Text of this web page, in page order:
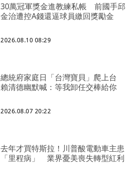
30萬冠軍獎金進教練私帳 前國手邱
金治遭控A錢還逼球員繳回獎勵金
2026.08.10 08:29
總統府家庭日「台灣寶貝」爬上台
賴清德幽默喊：等我卸任交棒給你
2026.08.07 20:22
去年才買特斯拉！川普酸電動車主患
「里程病」 業界憂美喪失轉型紅利